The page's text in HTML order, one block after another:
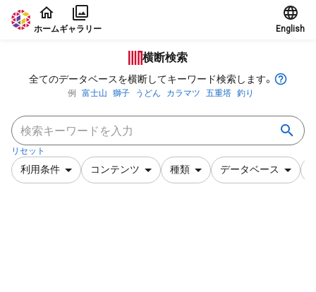
本文に飛ぶ
ホームギャラリー English
横断検索
全てのデータベースを横断してキーワード検索します。
例 富士山 獅子 うどん カラマツ 五重塔 釣り
リセット
利用条件 コンテンツ 種類 データベース